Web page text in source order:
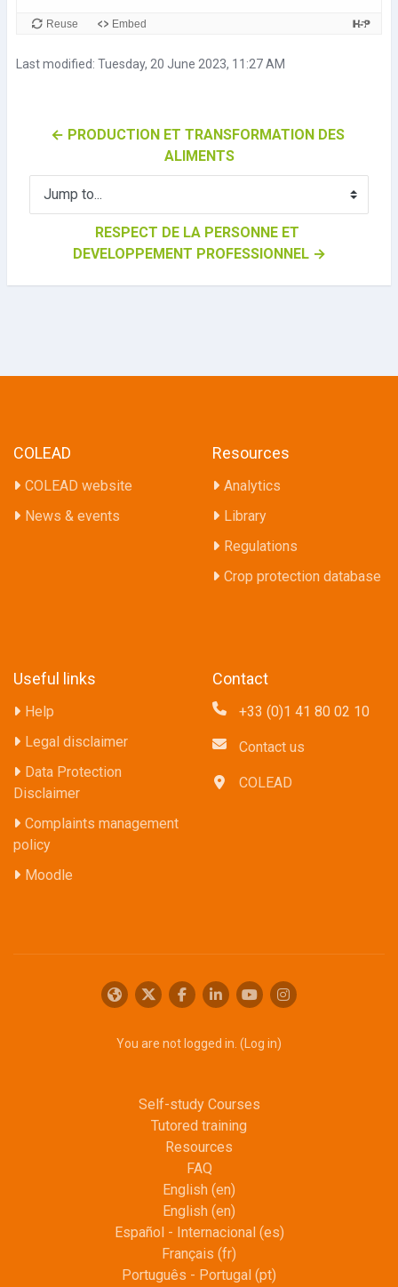
Last modified: Tuesday, 20 June 2023, 11:27 AM
← PRODUCTION ET TRANSFORMATION DES
ALIMENTS
Jump to...
RESPECT DE LA PERSONNE ET
DEVELOPPEMENT PROFESSIONNEL →
COLEAD
COLEAD website
News & events
Resources
Analytics
Library
Regulations
Crop protection database
Useful links
Help
Legal disclaimer
Data Protection
Disclaimer
Complaints management
policy
Moodle
Contact
+33 (0)1 41 80 02 10
Contact us
COLEAD
You are not logged in. ( Log in)
Self-study Courses
Tutored training
Resources
FAQ
English ‎(en)‎
English ‎(en)‎
Español - Internacional ‎(es)‎
Français ‎(fr)‎
Português - Portugal ‎(pt)‎